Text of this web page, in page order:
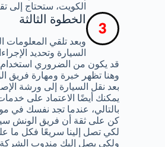
الكويت، ستحتاج إلى
الخطوة الثالثة
وبعد تلقي
السيارة وتحديد
قد يكون من الضروري
وهنا تظهر خبرة ومهارة فريق
بعد نقل السيارة إلى ورشة
يمكنك أيضًا الاعتماد على
بالتالي، عندما تجد نفسك في
كن على ثقة أن فريق الونش
لكي تصل إلينا سريعًا فكل ما
ولكي يصل إليك مندوب الشركة